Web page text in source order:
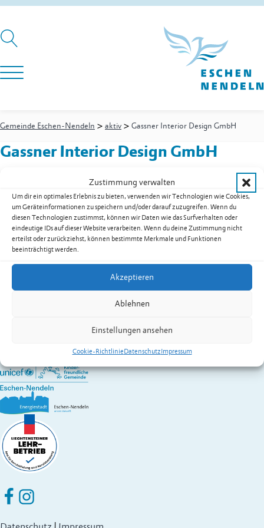
Zustimmung verwalten
Um dir ein optimales Erlebnis zu bieten, verwenden wir Technologien wie Cookies,
um Geräteinformationen zu speichern und/oder darauf zuzugreifen. Wenn du
diesen Technologien zustimmst, können wir Daten wie das Surfverhalten oder
eindeutige IDs auf dieser Website verarbeiten. Wenn du deine Zustimmung nicht
erteilst oder zurückziehst, können bestimmte Merkmale und Funktionen
beeinträchtigt werden.
Akzeptieren
Ablehnen
Einstellungen ansehen
Cookie-RichtlinieDatenschutzImpressum
Gemeinde Eschen-Nendeln > aktiv > Gassner Interior Design GmbH
Gassner Interior Design GmbH
Ziegeleistrasse 20
9485Nendeln
Mobil+41 79 598 41 79
E-Maildesign@gassnerinterior.li
Webwww.gassnerinterior.li
Kontakt:GassnerAngelika
Fürstentum Liechtenstein
Eschen Nendeln auf Facebook
Eschen Nendeln auf Instagram